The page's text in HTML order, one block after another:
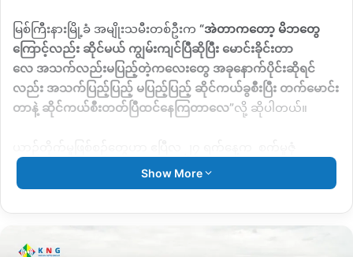
မြစ်ကြီးနားမြို့ခံ အမျိုးသမီးတစ်ဦးက “အဲတာကတော့ မိဘတွေ
ကြောင့်လည်း ဆိုင်မယ် ကျွမ်းကျင်ပြီဆိုပြီး မောင်းခိုင်းတာ
လေ အသက်လည်းမပြည့်တဲ့ကလေးတွေ အခုနောက်ပိုင်းဆိုရင်
လည်း အသက်ပြည့်ပြည့် မပြည့်ပြည့် ဆိုင်ကယ်ခွစီးပြီး တက်မောင်း
တာနဲ့ ဆိုင်ကယ်စီးတတ်ပြီထင်နေကြတာလေ”လို့ ဆိုပါတယ်။
ရပ်ကွက်၊
လမ်းမကြီးမှာဆိုင်ကယ်မတော်တဆမှု
ကြောင့် အသက် ၁၅ နှစ်နဲ့ ၁၆နှစ် မိန်းကလေး ၂ ဦးလုံး ဦးခေါင်း
သေဆုံးခဲ့တာဖြစ်ပါတယ်။
Show More